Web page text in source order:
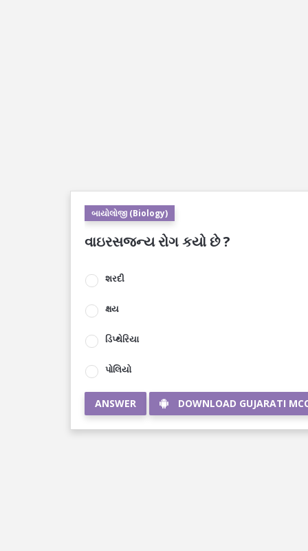
બાયોલોજી (Biology)
વાઇરસજન્ય રોગ કયો છે ?
શરદી
ક્ષય
ડિપ્થેરિયા
પોલિયો
ANSWER DOWNLOAD GUJARATI